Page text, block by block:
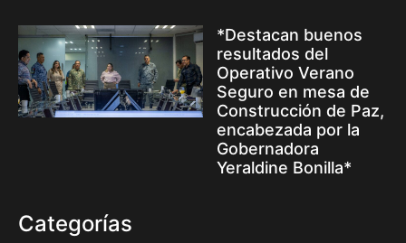
*Destacan buenos
resultados del
Operativo Verano
Seguro en mesa de
Construcción de Paz,
encabezada por la
Gobernadora
Yeraldine Bonilla*
Categorías